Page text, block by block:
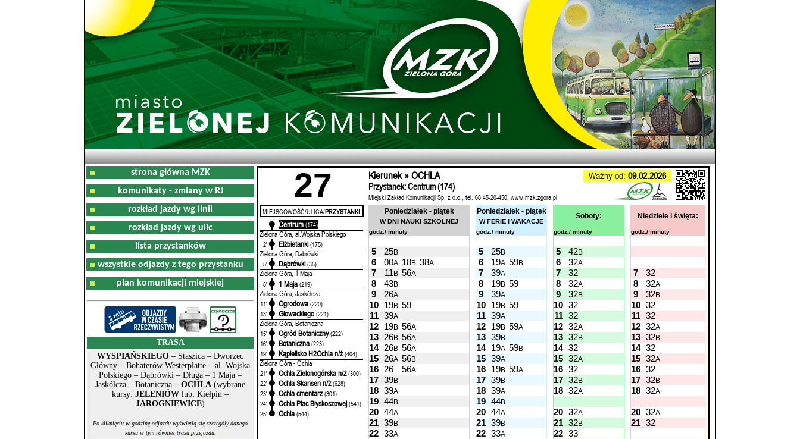
strona główna MZK
komunikaty - zmiany w RJ
rozkład jazdy wg linii
rozkład jazdy wg ulic
lista przystanków
wszystkie odjazdy z tego przystanku
plan komunikacji miejskiej
TRASA
WYSPIAŃSKIEGO – Staszica – Dworzec
Główny – Bohaterów Westerplatte – al. Wojska
Polskiego – Dąbrówki – Długa – 1 Maja –
Jaskółcza – Botaniczna – OCHLA (wybrane
kursy: JELENIÓW lub: Kiełpin –
JAROGNIEWICE)
Po kliknięciu w godzinę odjazdu wyświetlą się szczegóły danego
kursu w tym również trasa przejazdu.
27 Kierunek » OCHLA Ważny od: 09.02.2026
Przystanek: Centrum (174)
Miejski Zakład Komunikacji Sp. z o.o., tel. 68 45-20-450, www.mzk.zgora.pl
MIEJSCOWOŚĆ/ULICA/PRZYSTANKI:
Centrum (174)
Zielona Góra, al.Wojska Polskiego
2' Elżbietanki (175)
Zielona Góra, Dąbrówki
5' Dąbrówki (35)
Zielona Góra, 1 Maja
8' 1 Maja (219)
Zielona Góra, Jaskółcza
11' Ogrodowa (220)
13'
Głowackiego (221)
Zielona Góra, Botaniczna
15' Ogród Botaniczny (222)
16'
Botaniczna (223)
19'
Kąpielisko H2Ochla n/ż (404)
Zielona Góra - Ochla
21' Ochla Zielonogórska n/ż (300)
22'
Ochla Skansen n/ż (628)
23'
Ochla cmentarz (301)
24'
Ochla Plac Błyskoszowej (541)
25'
Ochla (544)
Poniedziałek - piątek
W DNI NAUKI SZKOLNEJ
Poniedziałek - piątek
W FERIE I WAKACJE
Soboty: Niedziele i święta:
godz./ minuty godz./ minuty godz./ minuty godz./ minuty
5 25B 5 25B 5 42B
6 00A 18B 38A 6 19A 59B 6 32A
7 11 B 56A 7 39A 7 32 7
32
8
43B 8 19B 59 8 32A 8 32A
9 26A 9 39A 9 32B 9 32B
10 19B 59 10 19B 59 10 32 10 32
11 39A 11 39A 11 32 11 32
12 19B 56A 12 19B 59A 12 32A 12 32A
13 26B 56A 13 39B 13 32B 13 32B
14 26B 56A 14 19A 59B 14 32 14 32
15 26A 56B 15 39A 15 32A 15 32A
16 26 56A 16 19B 59A 16 32 16 32
17 39B 17 39B 17 32B 17 32B
18 39A 18 39A 18 32A 18 32A
19 44B 19 44B
20 44A 20 44A 20 32A 20 32A
21 39B 21 39B 21 32B 21 32
22 33A 22 33A 22 33